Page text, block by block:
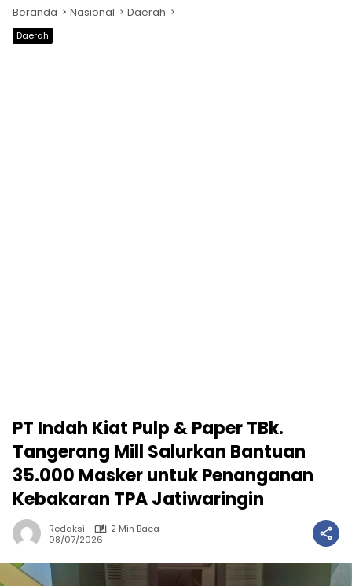
Beranda Nasional Daerah
Daerah
PT Indah Kiat Pulp & Paper TBk.
Tangerang Mill Salurkan Bantuan
35.000 Masker untuk Penanganan
Kebakaran TPA Jatiwaringin
Redaksi
2 Min Baca
08/07/2026